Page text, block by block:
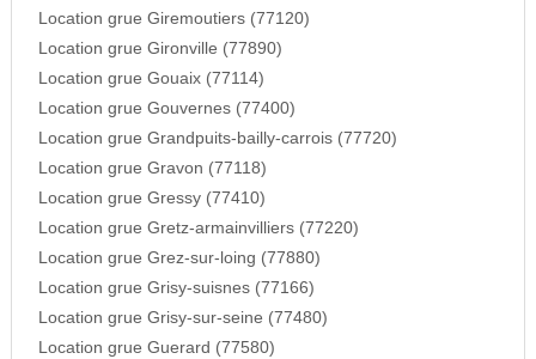
Location grue Giremoutiers (77120)
Location grue Gironville (77890)
Location grue Gouaix (77114)
Location grue Gouvernes (77400)
Location grue Grandpuits-bailly-carrois (77720)
Location grue Gravon (77118)
Location grue Gressy (77410)
Location grue Gretz-armainvilliers (77220)
Location grue Grez-sur-loing (77880)
Location grue Grisy-suisnes (77166)
Location grue Grisy-sur-seine (77480)
Location grue Guerard (77580)